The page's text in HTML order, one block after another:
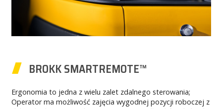
BROKK SMARTREMOTE™
Ergonomia to jedna z wielu zalet zdalnego sterowania;
Operator ma możliwość zajęcia wygodnej pozycji roboczej z